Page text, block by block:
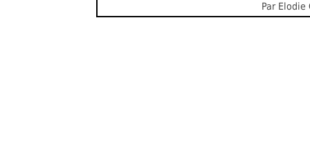
Par Elodie